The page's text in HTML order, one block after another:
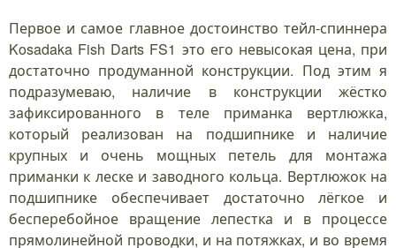
Первое и самое главное достоинство тейл-спиннера
Kosadaka Fish Darts FS1 это его невысокая цена, при
достаточно продуманной конструкции. Под этим я
подразумеваю, наличие в конструкции жёстко
зафиксированного в теле приманка вертлюжка,
который реализован на подшипнике и наличие
крупных и очень мощных петель для монтажа
приманки к леске и заводного кольца. Вертлюжок на
подшипнике обеспечивает достаточно лёгкое и
бесперебойное вращение лепестка и в процессе
прямолинейной проводки, и на потяжках, и во время